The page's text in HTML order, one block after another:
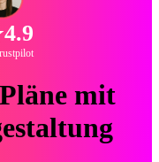
4.9
mit